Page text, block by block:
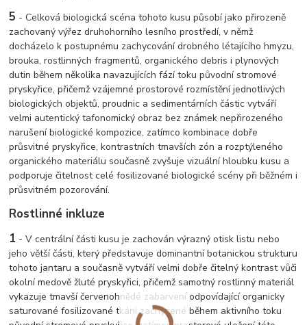
5 - Celková biologická scéna tohoto kusu působí jako přirozeně
zachovaný výřez druhohorního lesního prostředí, v němž
docházelo k postupnému zachycování drobného létajícího hmyzu,
brouka, rostlinných fragmentů, organického debris i plynových
dutin během několika navazujících fází toku původní stromové
pryskyřice, přičemž vzájemné prostorové rozmístění jednotlivých
biologických objektů, proudnic a sedimentárních částic vytváří
velmi autentický tafonomický obraz bez známek nepřirozeného
narušení biologické kompozice, zatímco kombinace dobře
průsvitné pryskyřice, kontrastních tmavších zón a rozptýleného
organického materiálu současně zvyšuje vizuální hloubku kusu a
podporuje čitelnost celé fosilizované biologické scény při běžném i
průsvitném pozorování.
Rostlinné inkluze
1 - V centrální části kusu je zachován výrazný otisk listu nebo
jeho větší části, který představuje dominantní botanickou strukturu
tohoto jantaru a současně vytváří velmi dobře čitelný kontrast vůči
okolní medově žluté pryskyřici, přičemž samotný rostlinný materiál
vykazuje tmavší červenohnědé zabarvení odpovídající organicky
saturované fosilizované tkáni zachycené během aktivního toku